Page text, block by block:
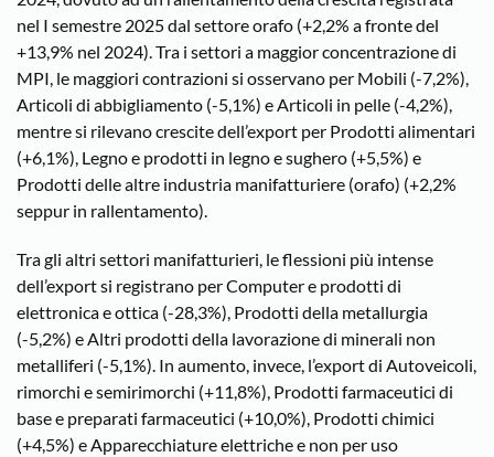
nel I semestre 2025 dal settore orafo (+2,2% a fronte del
+13,9% nel 2024). Tra i settori a maggior concentrazione di
MPI, le maggiori contrazioni si osservano per Mobili (-7,2%),
Articoli di abbigliamento (-5,1%) e Articoli in pelle (-4,2%),
mentre si rilevano crescite dell’export per Prodotti alimentari
(+6,1%), Legno e prodotti in legno e sughero (+5,5%) e
Prodotti delle altre industria manifatturiere (orafo) (+2,2%
seppur in rallentamento).
Tra gli altri settori manifatturieri, le flessioni più intense
dell’export si registrano per Computer e prodotti di
elettronica e ottica (-28,3%), Prodotti della metallurgia
(-5,2%) e Altri prodotti della lavorazione di minerali non
metalliferi (-5,1%). In aumento, invece, l’export di Autoveicoli,
rimorchi e semirimorchi (+11,8%), Prodotti farmaceutici di
base e preparati farmaceutici (+10,0%), Prodotti chimici
(+4,5%) e Apparecchiature elettriche e non per uso